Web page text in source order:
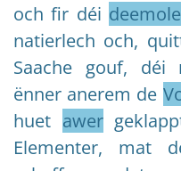
och fir déi
natierlech och,
Saache gouf, déi
ënner anerem de
huet awer
Elementer, mat